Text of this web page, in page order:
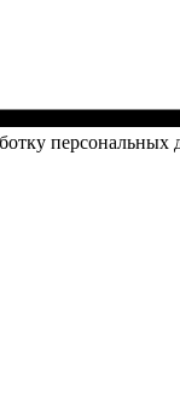
персональных